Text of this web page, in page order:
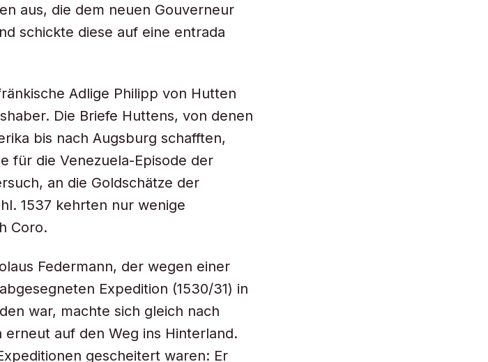
aus, die dem neuen Gouverneur
schickte diese auf eine entrada
Adlige Philipp von Hutten
Die Briefe Huttens, von denen
bis nach Augsburg schafften,
für die Venezuela-Episode der
an die Goldschätze der
1537 kehrten nur wenige
Coro.
Federmann, der wegen einer
Expedition (1530/31) in
war, machte sich gleich nach
auf den Weg ins Hinterland.
gescheitert waren: Er